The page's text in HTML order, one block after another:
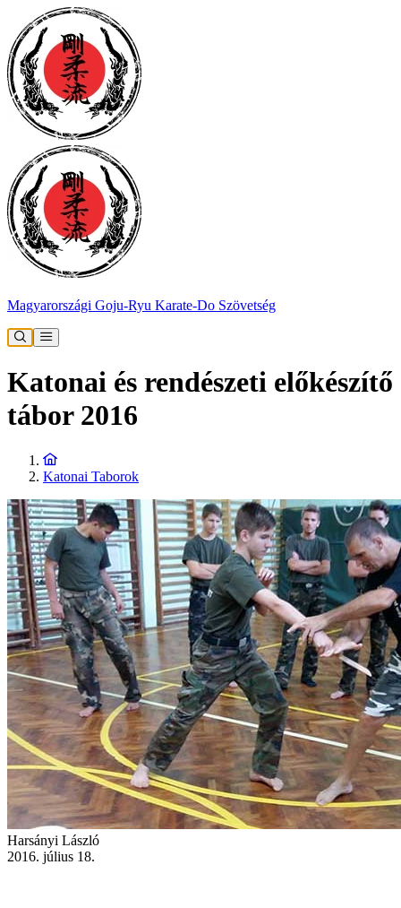
Magyarországi Goju-Ryu Karate-Do Szövetség
Katonai és rendészeti előkészítő
tábor 2016
Katonai Taborok
Harsányi László
2016. július 18.